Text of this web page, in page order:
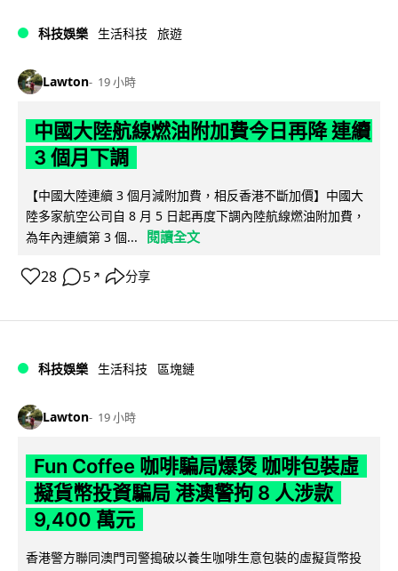
科技娛樂 生活科技 旅遊
Lawton 19 小時
中國大陸航線燃油附加費今日再降 連續
3 個月下調
【中國大陸連續 3 個月減附加費，相反香港不斷加價】中國大
陸多家航空公司自 8 月 5 日起再度下調內陸航線燃油附加費，
為年內連續第 3 個...
閱讀全文
28 5 ↗ 分享
科技娛樂 生活科技 區塊鏈
Lawton 19 小時
Fun Coffee 咖啡騙局爆煲 咖啡包裝虛
擬貨幣投資騙局 港澳警拘 8 人涉款
9,400 萬元
香港警方聯同澳門司警搗破以養生咖啡生意包裝的虛擬貨幣投